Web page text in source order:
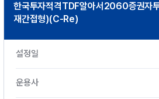
한국투자적격TDF알아서2060증권자
재간접형)(C-Re)
설정일
운용사